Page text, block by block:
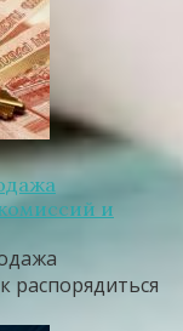
и
распорядиться